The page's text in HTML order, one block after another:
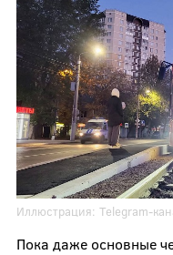
Иллюстрация: Telegram-
Пока даже основные